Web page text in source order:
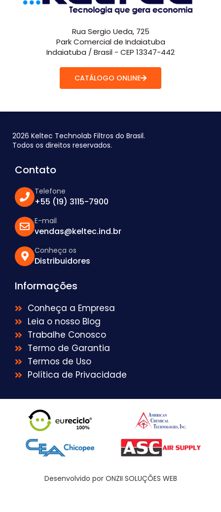
Rua Sergio Ueda, 725
Park Comercial de Indaiatuba
Indaiatuba / Brasil - CEP 13347-442
CATÁLOGO ONLINE
2026 Keltec Technolab Filtros do Brasil.
Todos os direitos reservados.
Contato
Telefone
+55 (19) 3115-7900
E-mail
vendas@keltec.ind.br
Conheça os
Distribuidores
Informações
Conheça a Empresa
Leia o nosso Blog
Trabalhe Conosco
Termo de Garantia
Termos de Uso
Política de Privacidade
Desenvolvido por ONZII SOLUÇÕES WEB